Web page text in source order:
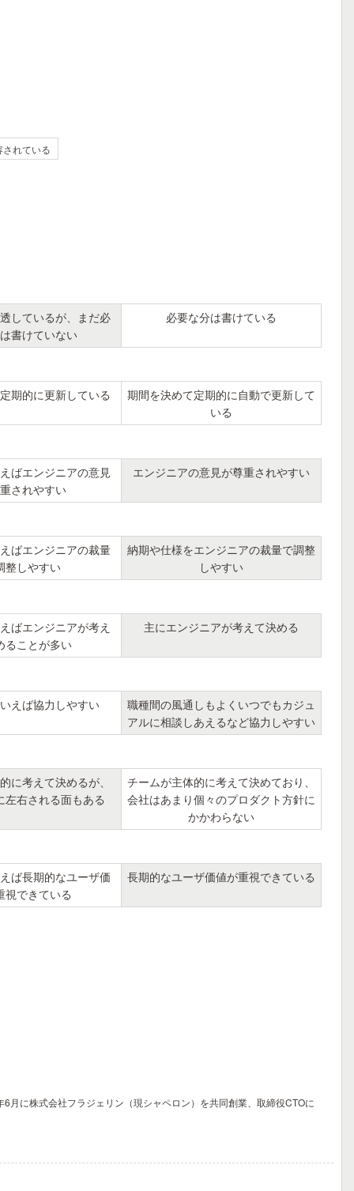
されている
しているが、まだ必
書けていない
必要な分は書けている
期的に更新している
期間を決めて定期的に自動で更新して
いる
ばエンジニアの意見
されやすい
エンジニアの意見が尊重されやすい
ばエンジニアの裁量
整しやすい
納期や仕様をエンジニアの裁量で調整
しやすい
ばエンジニアが考え
ることが多い
主にエンジニアが考えて決める
えば協力しやすい
職種間の風通しもよくいつでもカジュ
アルに相談しあえるなど協力しやすい
に考えて決めるが、
左右される面もある
チームが主体的に考えて決めており、
会社はあまり個々のプロダクト方針に
かかわらない
ば長期的なユーザ価
視できている
長期的なユーザ価値が重視できている
に株式会社フラジェリン（現シャペロン）を共同創業、取締役CTOに